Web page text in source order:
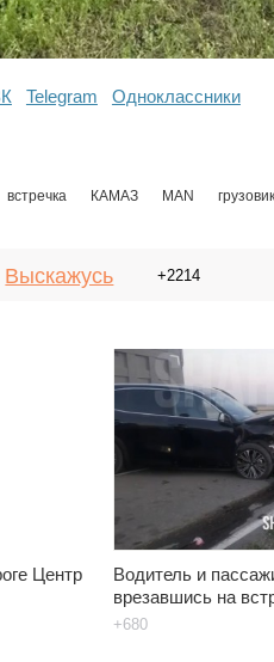
Telegram Одноклассники
встречка КАМАЗ MAN
Выскажусь +2214
Центр
Водитель и
врезавшись на
+680